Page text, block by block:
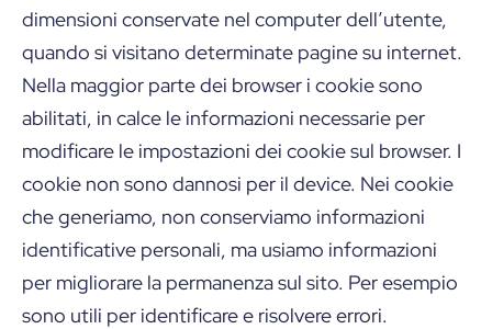
dimensioni conservate nel computer dell’utente,
quando si visitano determinate pagine su internet.
Nella maggior parte dei browser i cookie sono
abilitati, in calce le informazioni necessarie per
modificare le impostazioni dei cookie sul browser. I
cookie non sono dannosi per il device. Nei cookie
che generiamo, non conserviamo informazioni
identificative personali, ma usiamo informazioni
per migliorare la permanenza sul sito. Per esempio
sono utili per identificare e risolvere errori.